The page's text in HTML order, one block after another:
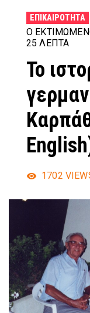
ΕΠΙΚΑΙΡΌΤΗΤΑ
Ο
25 ΛΕΠΤΆ
Το
1702